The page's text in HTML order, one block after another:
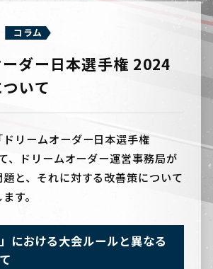
コラム
ーダー日本選手権 2024
いて
リームオーダー日本選手権
、ドリームオーダー運営事務局が
と、それに対する改善策について
す。
における大会ルールと異なる